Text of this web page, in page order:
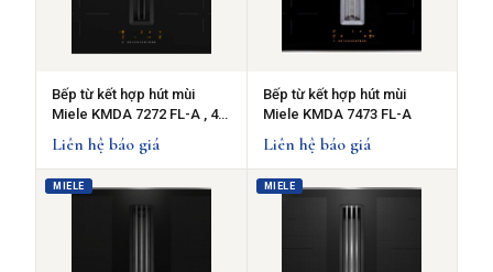
Bếp từ kết hợp hút mùi
Miele KMDA 7272 FL-A , 4
vùng nấu
Liên hệ báo giá
Bếp từ kết hợp hút mùi
Miele KMDA 7473 FL-A
Liên hệ báo giá
MIELE MIELE